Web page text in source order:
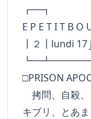
E P E T I T B O
┃２┃lundi 17
□PRISON
拷問、自殺
キブリ、とあ